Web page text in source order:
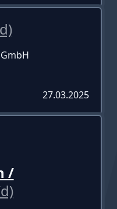
27.03.2025
/